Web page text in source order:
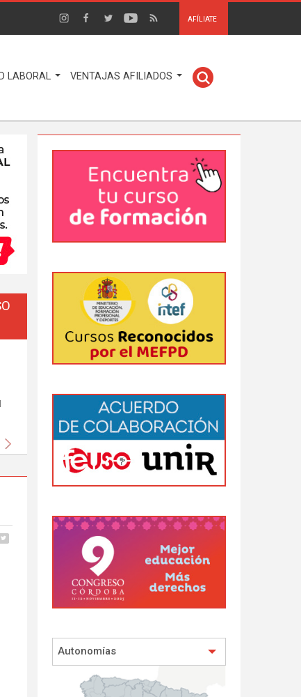
AFÍLIATE
LABORAL VENTAJAS AFILIADOS
Siguiente
Autonomías